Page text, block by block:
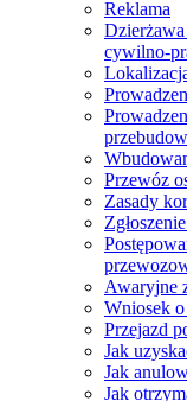
Reklama
cywilno-
Przewóz
Zasady
Awaryjne
Wniosek o
Przejazd
Jak
Jak
Jak